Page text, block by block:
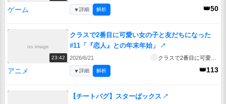
ゲーム 👑50
▼詳細 解析
no image
23:42
クラスで2番目に可愛い女の子と友だちになった
#11「『恋人』との年末年始」
↗
2026/6/21
アニメ 👑113
▼詳細 解析
【チートバグ】スターばックス ↗